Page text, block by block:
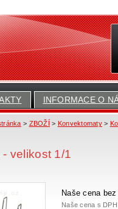
INFORMACE O
> ZBOŽÍ > Konvektomaty>
- velikost 1/1
Naše cena
Naše cena s DPH